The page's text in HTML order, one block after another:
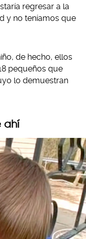
regresar a la
y no teníamos que
de hecho, ellos
pequeños que
lo demuestran
ahí